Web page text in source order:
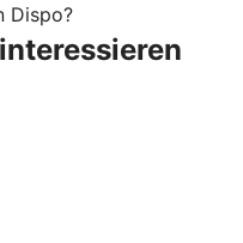
Dispo?